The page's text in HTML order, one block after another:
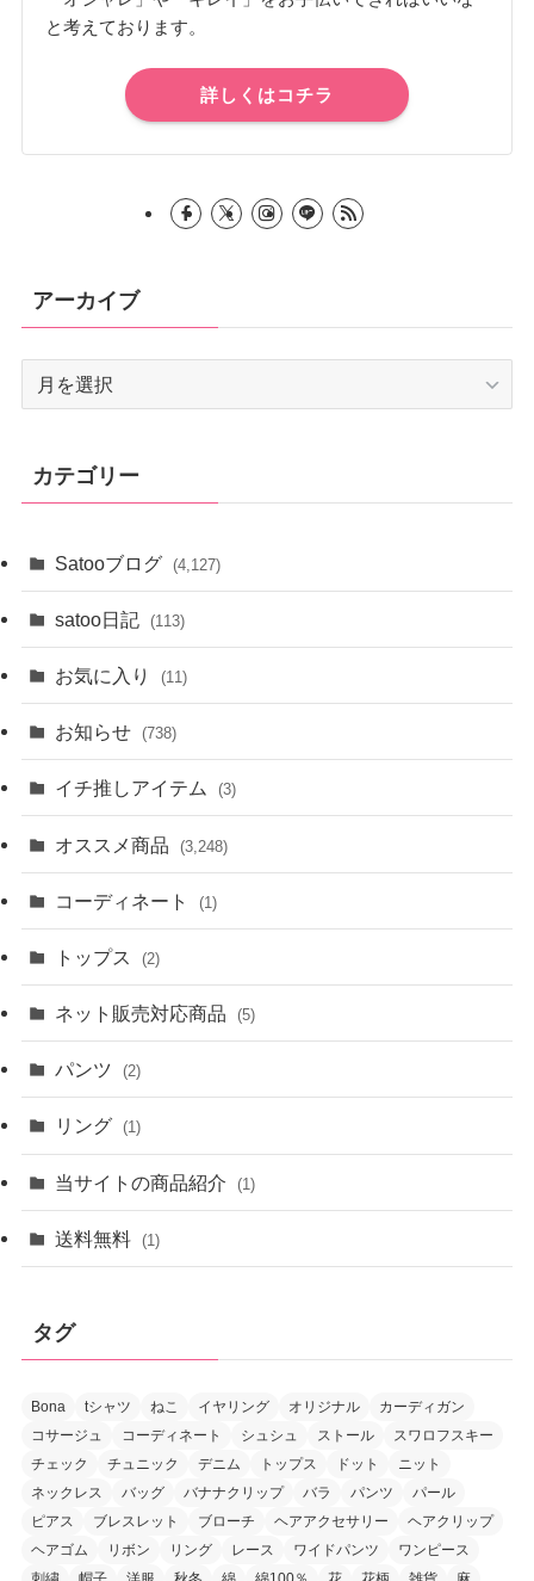
と考えております。
詳しくはコチラ
アーカイブ
ブ
カテゴリー
Satooブログ (4,127)
satoo日記 (113)
お気に入り (11)
お知らせ (738)
イチ推しアイテム (3)
オススメ商品 (3,248)
コーディネート (1)
トップス (2)
ネット販売対応商品 (5)
パンツ (2)
リング (1)
当サイトの商品紹介 (1)
送料無料 (1)
タグ
Bona tシャツ ねこ イヤリング オリジナル
カーディガン
コサージュ
コーディネート シュシュ ストール
スワロフスキー
チェック
チュニック デニム トップス ドット
ニット
ネックレス
バッグ バナナクリップ バラ パンツ
パール
ピアス
ブレスレット ブローチ ヘアアクセサリー
ヘアクリップ
ヘアゴム
リボン リング レース ワイドパンツ
ワンピース